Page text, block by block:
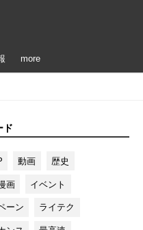
more
ド
動画 歴史
画 イベント
ーン ライテク